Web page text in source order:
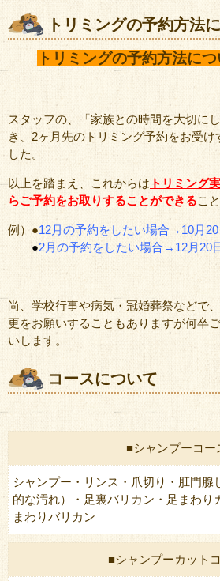
トリミングの予約方法
トリミングの予約方法に
スタッフの、「家族との時間を大切に
き、2ヶ月先のトリミング予約をお受け
した。
以上を踏まえ、これからは トリミング
らご予約をお取りすることができるこ
例）●12月の予約をしたい場合→10月
●2月の予約をしたい場合→12月20
尚、学校行事や病気・冠婚葬祭などで
更をお願いすることもありますが何卒
いします。
コースについて
■シャンプーコー
シャンプー・リンス・爪切り・肛門腺
的な汚れ）・足裏バリカン・足まわり
まわりバリカン
■シャンプーカット